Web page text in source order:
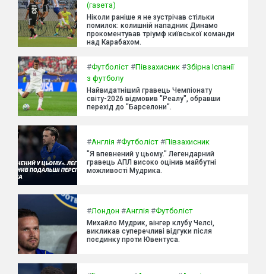
(газета)
Ніколи раніше я не зустрічав стільки
помилок: колишній нападник Динамо
прокоментував тріумф київської команди
над Карабахом.
#Футболіст #Півзахисник #Збірна Іспанії
з футболу
Найвидатніший гравець Чемпіонату
світу-2026 відмовив "Реалу", обравши
перехід до "Барселони".
#Англія #Футболіст #Півзахисник
"Я впевнений у цьому." Легендарний
гравець АПЛ високо оцінив майбутні
можливості Мудрика.
#Лондон #Англія #Футболіст
Михайло Мудрик, вінгер клубу Челсі,
викликав суперечливі відгуки після
поєдинку проти Ювентуса.